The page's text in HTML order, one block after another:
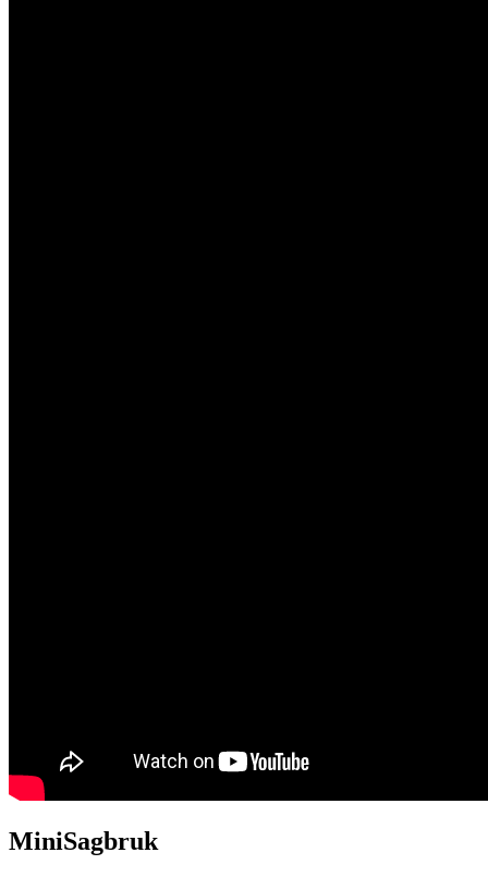
MiniSagbruk